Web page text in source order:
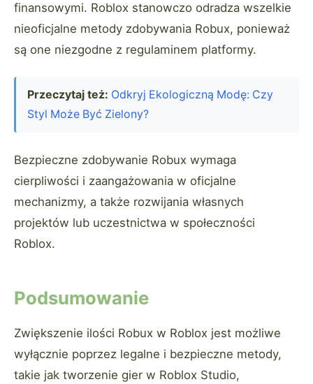
finansowymi. Roblox stanowczo odradza wszelkie
nieoficjalne metody zdobywania Robux, ponieważ
są one niezgodne z regulaminem platformy.
Przeczytaj też: Odkryj Ekologiczną Modę: Czy
Styl Może Być Zielony?
Bezpieczne zdobywanie Robux wymaga
cierpliwości i zaangażowania w oficjalne
mechanizmy, a także rozwijania własnych
projektów lub uczestnictwa w społeczności
Roblox.
Podsumowanie
Zwiększenie ilości Robux w Roblox jest możliwe
wyłącznie poprzez legalne i bezpieczne metody,
takie jak tworzenie gier w Roblox Studio,